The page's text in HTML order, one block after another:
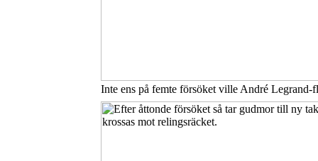
Inte ens på femte försöket ville André Legrand-